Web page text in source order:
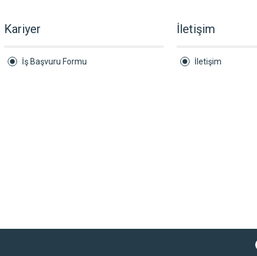
Kariyer
İş Başvuru Formu
İletişim
İletişim